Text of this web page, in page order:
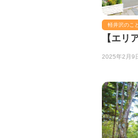
軽井沢のこと
【エリ
2025年2月9